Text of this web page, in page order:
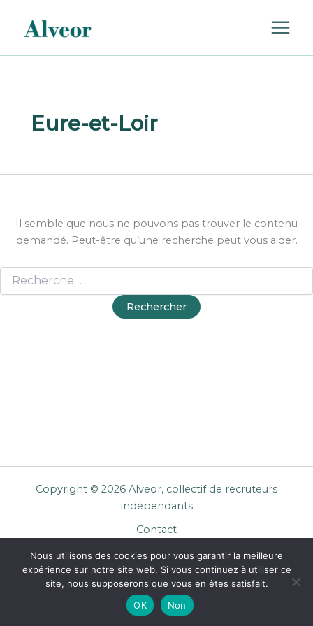
contenu
Eure-et-Loir
Il semble que nous ne pouvons pas trouver le contenu
demandé. Peut-être qu’une recherche peut vous aider.
Copyright © 2026 Alveor, collectif de recruteurs
indépendants
Contact
Mentions légales
Confidentialité
CGU Entreprises
Nous utilisons des cookies pour vous garantir la meilleure
expérience sur notre site web. Si vous continuez à utiliser ce
site, nous supposerons que vous en êtes satisfait.
OK
Non